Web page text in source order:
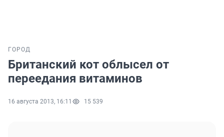
ГОРОД
Британский кот облысел от
переедания витаминов
16 августа 2013, 16:11 15 539